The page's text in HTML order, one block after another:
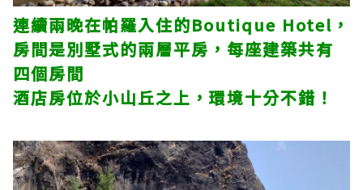
連續兩晚在帕羅入住的Boutique Hotel，
房間是別墅式的兩層平房，每座建築共有
四個房間
酒店房位於小山丘之上，環境十分不錯！